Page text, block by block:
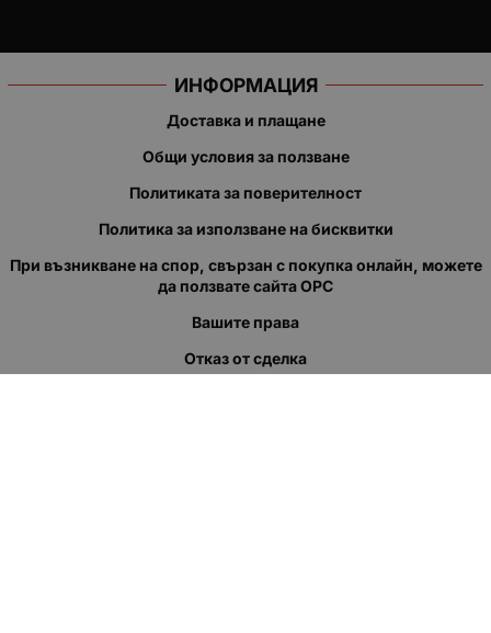
ИНФОРМАЦИЯ
Доставка и плащане
Общи условия за ползване
Политиката за поверителност
Политика за използване на бисквитки
При възникване на спор, свързан с покупка онлайн, можете
да ползвате сайта ОРС
Вашите права
Отказ от сделка